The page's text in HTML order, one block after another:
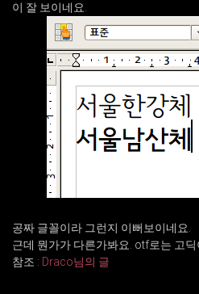
이 잘 보이네요.
공짜 글꼴이라 그런지 이뻐보이네요.
근데 뭔가가 다른가봐요. otf로는 고딕
참조 : Draco님의 글